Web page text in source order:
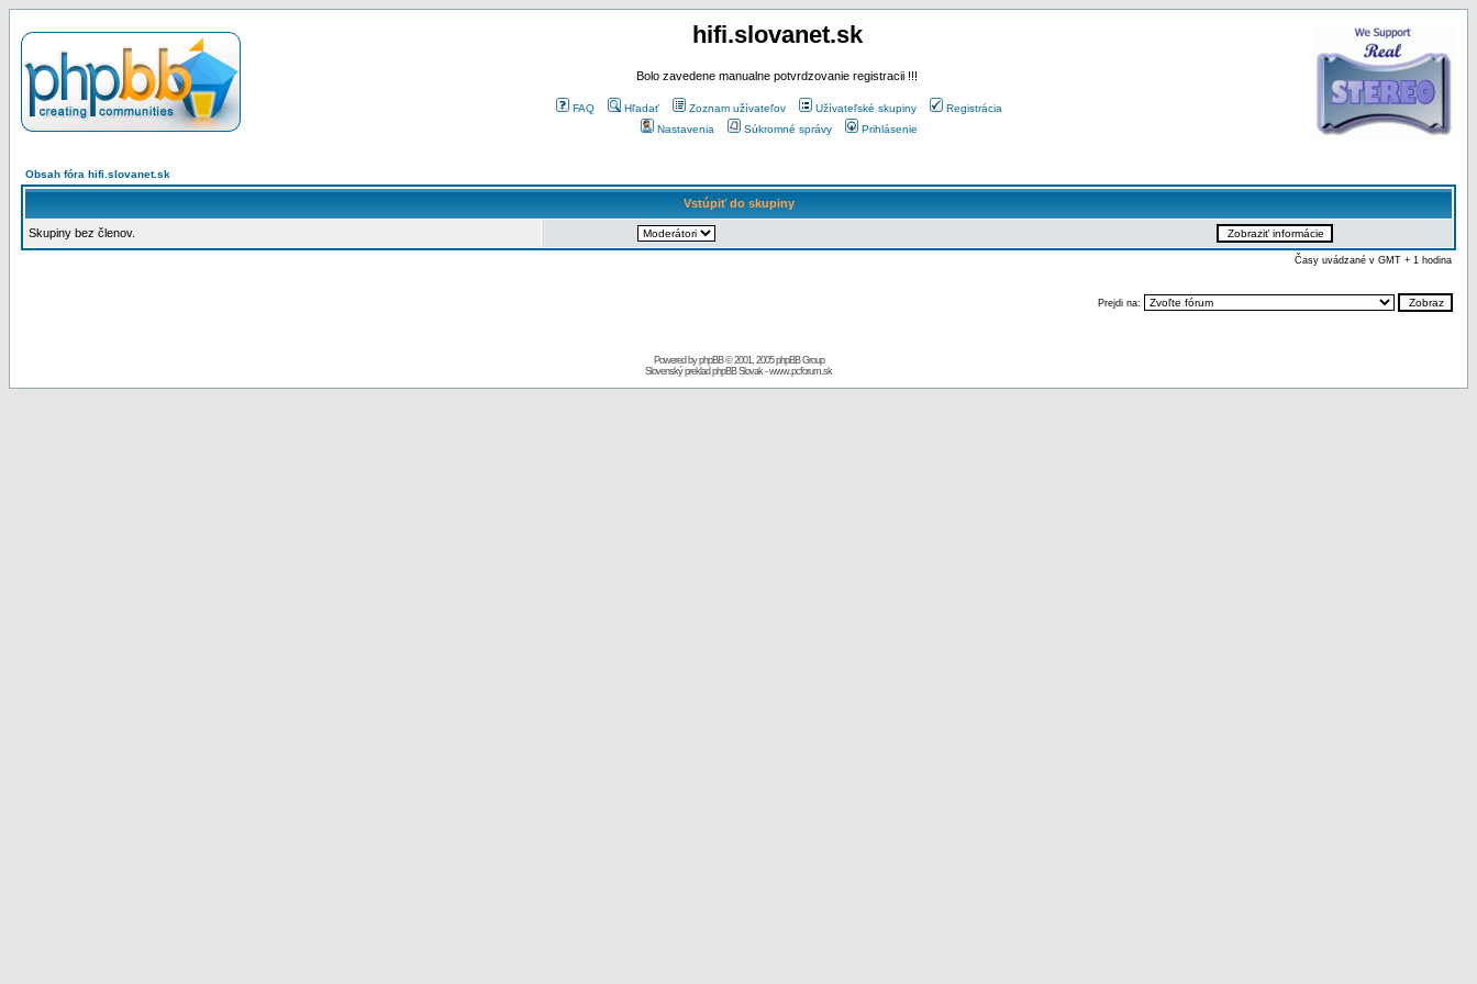
hifi.slovanet.sk
Bolo zavedene manualne potvrdzovanie registracii !!!
FAQ Hľadať Zoznam užívateľov Užívateľské skupiny
Registrácia
Nastavenia
Súkromné správy Prihlásenie
Obsah fóra hifi.slovanet.sk
Vstúpiť do skupiny
Skupiny bez členov.
Časy uvádzané v GMT + 1 hodina
Prejdi na:
Powered byphpBB© 2001, 2005 phpBB Group
Slovenský preklad phpBB Slovak-www.pcforum.sk